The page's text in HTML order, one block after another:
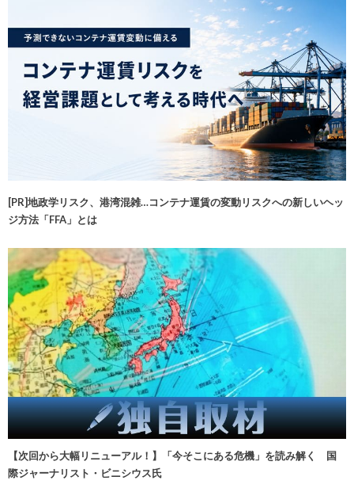
[PR]地政学リスク、港湾混雑…コンテナ運賃の変動リスクへの新しいヘッ
ジ方法「FFA」とは
【次回から大幅リニューアル！】「今そこにある危機」を読み解く 国
際ジャーナリスト・ビニシウス氏